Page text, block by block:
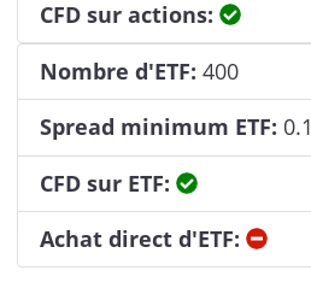
CFD sur actions:
Oui
Nombre d'ETF: 400
Spread minimum ETF: 0.1
CFD sur ETF:
Oui
Achat direct d'ETF:
Non